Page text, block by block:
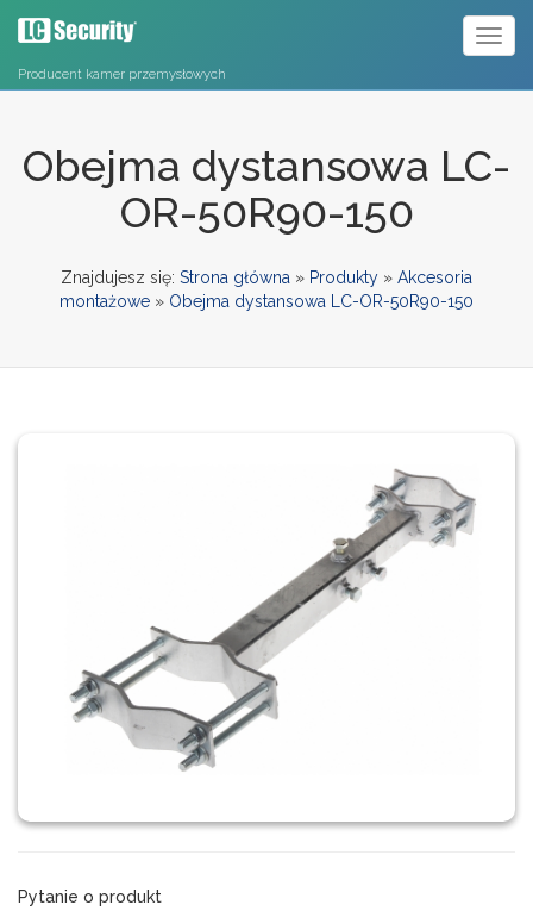
Producent kamer przemysłowych
Obejma dystansowa LC-
OR-50R90-150
Znajdujesz się: Strona główna » Produkty » Akcesoria
montażowe » Obejma dystansowa LC-OR-50R90-150
Pytanie o produkt